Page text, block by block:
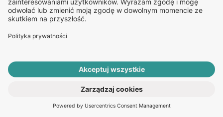
ROZPOCZNIJ E-KONSULTACJĘ
procesu leczenia.
Kontrola może odbyć się zarówno w miejscu
zamieszkania, jak i poprzez analizę dokumentacji
ubezpieczonego.
Jeżeli kontrola ZUS wykaże nieprawidłowości, może